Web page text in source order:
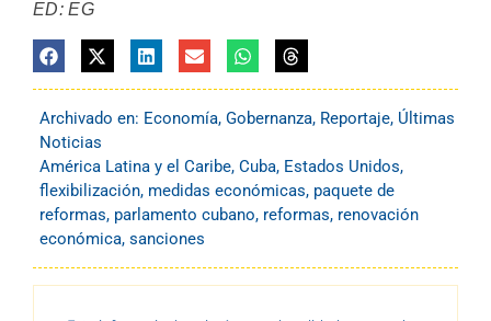
ED: EG
Archivado en: Economía, Gobernanza, Reportaje, Últimas
Noticias
América Latina y el Caribe, Cuba, Estados Unidos,
flexibilización, medidas económicas, paquete de
reformas, parlamento cubano, reformas, renovación
económica, sanciones